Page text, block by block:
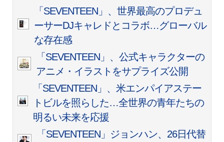
「SEVENTEEN」、世界最高のプロデュ
ーサーDJキャレドとコラボ…グローバル
な存在感
「SEVENTEEN」、公式キャラクターの
アニメ・イラストをサプライズ公開
「SEVENTEEN」、米エンパイアステー
トビルを照らした…全世界の青年たちの
明るい未来を応援
「SEVENTEEN」ジョンハン、26日代替